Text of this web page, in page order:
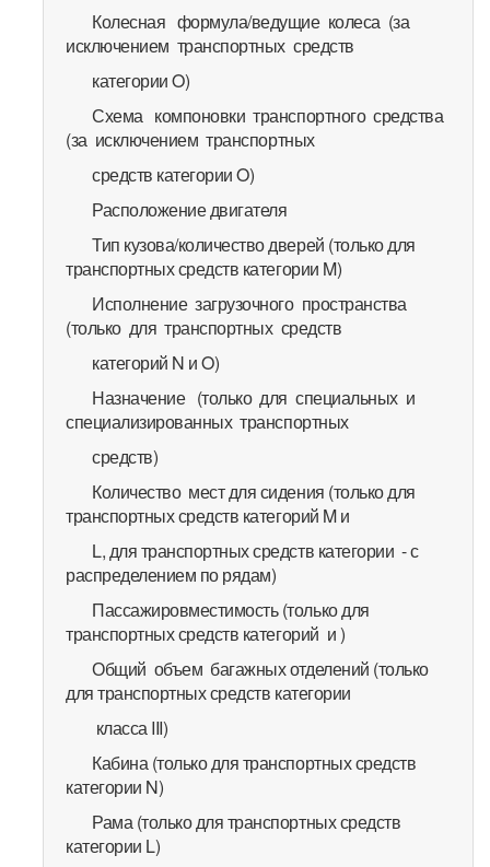
Колесная формула/ведущие колеса (за
исключением транспортных средств
категории O)
Схема компоновки транспортного средства
(за исключением транспортных
средств категории O)
Расположение двигателя
Тип кузова/количество дверей (только для
транспортных средств категории M)
Исполнение загрузочного пространства
(только для транспортных средств
категорий N и O)
Назначение (только для специальных и
специализированных транспортных
средств)
Количество мест для сидения (только для
транспортных средств категорий M и
L, для транспортных средств категории - с
распределением по рядам)
Пассажировместимость (только для
транспортных средств категорий и )
Общий объем багажных отделений (только
для транспортных средств категории
класса III)
Кабина (только для транспортных средств
категории N)
Рама (только для транспортных средств
категории L)